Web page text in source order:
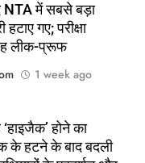
NTA में सबसे बड़ा
गए; परीक्षा
लीक-प्रूफ
1 week ago
होने का
के हटने के बाद बदली